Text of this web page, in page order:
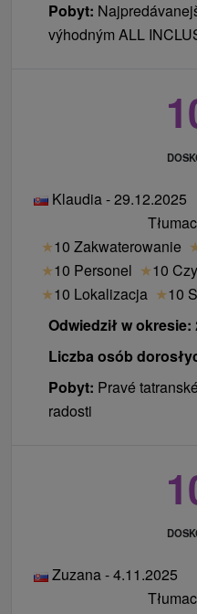
ewidencji miejsc
pobrano opłatę
chwili przybycia do
opuszczeniu kwatery
dopłaty do późnego
14:00 50 € / osoba
dopłaty dla zwierząt
Ceny - Informacje
Osoba na
biologicznej.
Pobyt:
výhodným ALL
Klaudia - 29.12.2025
★10 Zakwaterowanie
★10 Personel ★10
★10 Lokalizacja ★10
Odwiedził w okresie:
Liczba osób
Pobyt: Pravé
radosti
Zuzana - 4.11.2025